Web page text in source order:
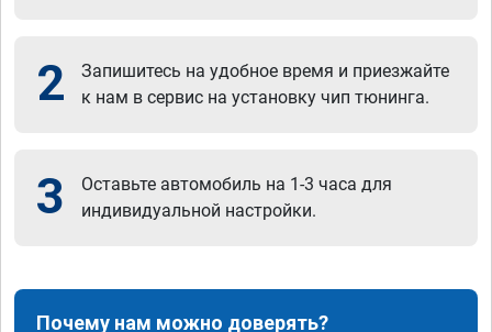
2
Запишитесь на удобное время и приезжайте
к нам в сервис на установку чип тюнинга.
3
Оставьте автомобиль на 1-3 часа для
индивидуальной настройки.
Почему нам можно доверять?